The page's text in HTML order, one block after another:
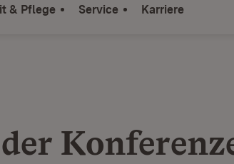
& Pflege Service Karriere